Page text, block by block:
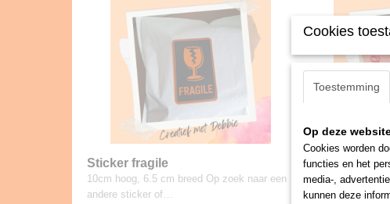
Sticker fragile
10cm hoog, 6.5 cm breed Op zoek naar een
andere sticker of…
Stickers
drinkflessen
Met een
kleur van jouw…
Cookies
Toestemming
Op deze
Cookies worden
functies en het
media-,
kunnen deze